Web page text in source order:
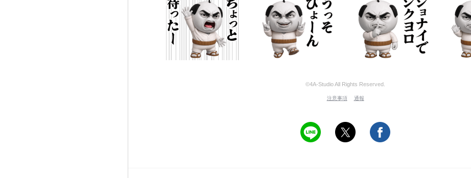
©4A-Studio All Rights Reserved.
注意事項 通報